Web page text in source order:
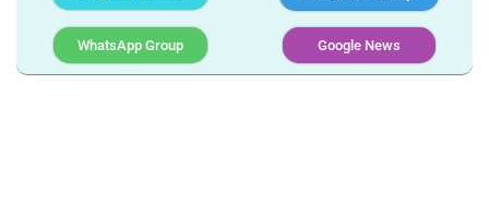
WhatsApp Group Google News